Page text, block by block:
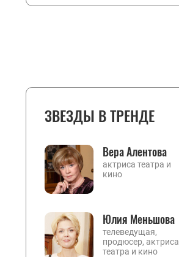
ЗВЕЗДЫ В ТРЕНДЕ
Вера Алентова
актриса театра и
кино
Юлия Меньшова
телеведущая,
продюсер, актриса
театра и кино